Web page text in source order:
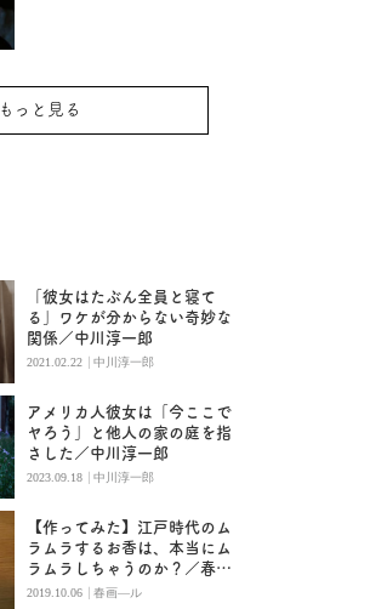
もっと見る
「彼女はたぶん全員と寝て
る」ワケが分からない奇妙な
関係／中川淳一郎
2021.02.22 | 中川淳一郎
アメリカ人彼女は「今ここで
ヤろう」と他人の家の庭を指
さした／中川淳一郎
2023.09.18 | 中川淳一郎
【作ってみた】江戸時代のム
ラムラするお香は、本当にム
ラムラしちゃうのか？／春画
―ル
2019.10.06 | 春画―ル